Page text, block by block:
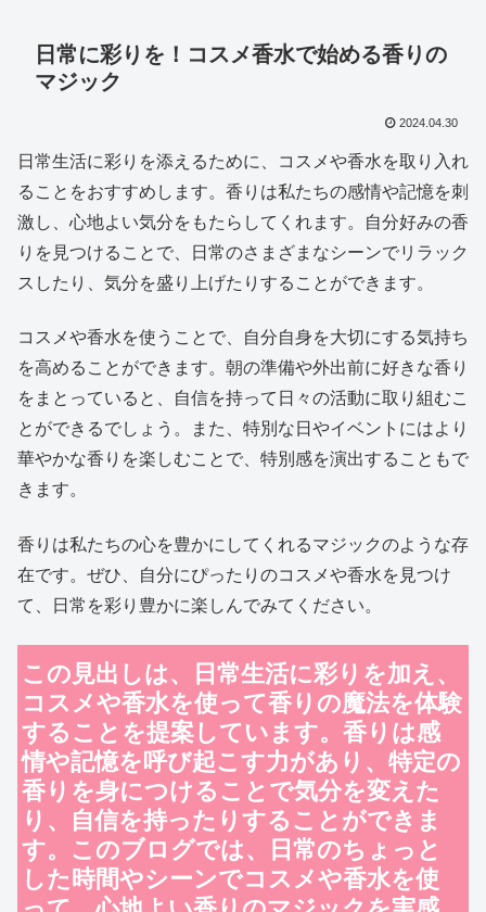
日常に彩りを！コスメ香水で始める香りの
マジック
2024.04.30
日常生活に彩りを添えるために、コスメや香水を取り入れ
ることをおすすめします。香りは私たちの感情や記憶を刺
激し、心地よい気分をもたらしてくれます。自分好みの香
りを見つけることで、日常のさまざまなシーンでリラック
スしたり、気分を盛り上げたりすることができます。
コスメや香水を使うことで、自分自身を大切にする気持ち
を高めることができます。朝の準備や外出前に好きな香り
をまとっていると、自信を持って日々の活動に取り組むこ
とができるでしょう。また、特別な日やイベントにはより
華やかな香りを楽しむことで、特別感を演出することもで
きます。
香りは私たちの心を豊かにしてくれるマジックのような存
在です。ぜひ、自分にぴったりのコスメや香水を見つけ
て、日常を彩り豊かに楽しんでみてください。
この見出しは、日常生活に彩りを加え、
コスメや香水を使って香りの魔法を体験
することを提案しています。香りは感
情や記憶を呼び起こす力があり、特定の
香りを身につけることで気分を変えた
り、自信を持ったりすることができま
す。このブログでは、日常のちょっと
した時間やシーンでコスメや香水を使